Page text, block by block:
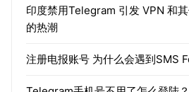
印度禁用Telegram 引发 VPN 和
的热潮
注册电报账号 为什么会遇到SMS